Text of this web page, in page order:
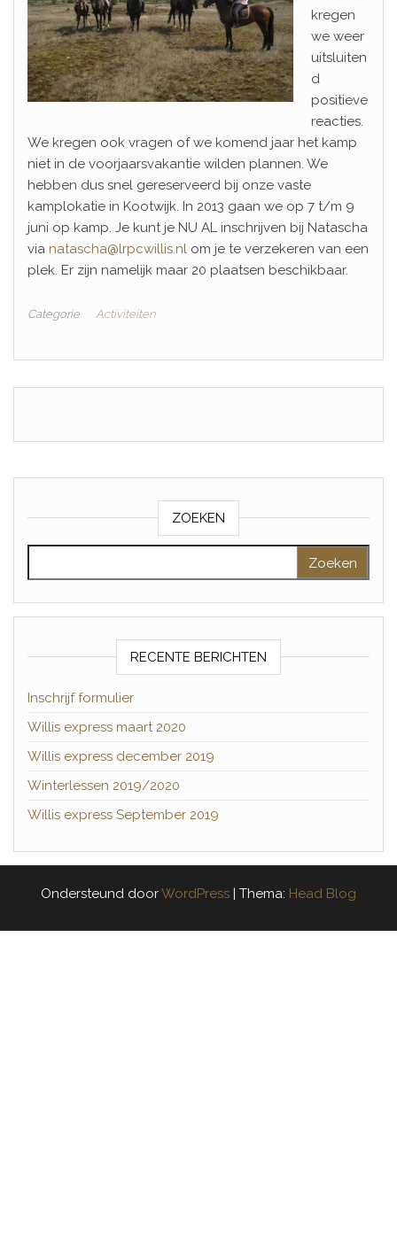
kregen
we weer
uitsluiten
d
positieve
reacties.
We kregen ook vragen of we komend jaar het kamp
niet in de voorjaarsvakantie wilden plannen. We
hebben dus snel gereserveerd bij onze vaste
kamplokatie in Kootwijk. In 2013 gaan we op 7 t/m 9
juni op kamp. Je kunt je NU AL inschrijven bij Natascha
via natascha@lrpcwillis.nl om je te verzekeren van een
plek. Er zijn namelijk maar 20 plaatsen beschikbaar.
Categorie Activiteiten
ZOEKEN
RECENTE BERICHTEN
Inschrijf formulier
Willis express maart 2020
Willis express december 2019
Winterlessen 2019/2020
Willis express September 2019
Ondersteund doorWordPress | Thema: Head Blog